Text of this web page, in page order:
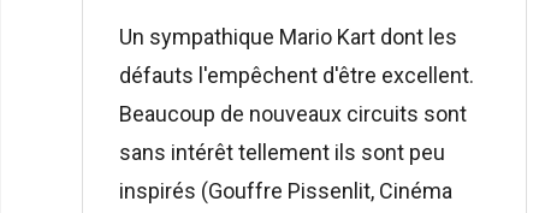
Un sympathique Mario Kart dont les
défauts l'empêchent d'être excellent.
Beaucoup de nouveaux circuits sont
sans intérêt tellement ils sont peu
inspirés (Gouffre Pissenlit, Cinéma